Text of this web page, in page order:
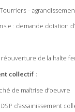
–
: demande dotation
de la halte
collectif :
de maîtrise d’oeuvre
d’assainissement